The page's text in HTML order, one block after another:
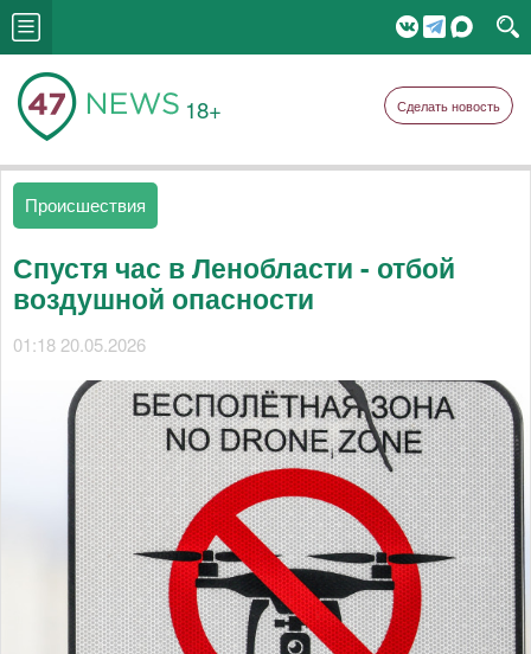
18+ Сделать новость
Происшествия
Спустя час в Ленобласти - отбой
воздушной опасности
01:18 20.05.2026